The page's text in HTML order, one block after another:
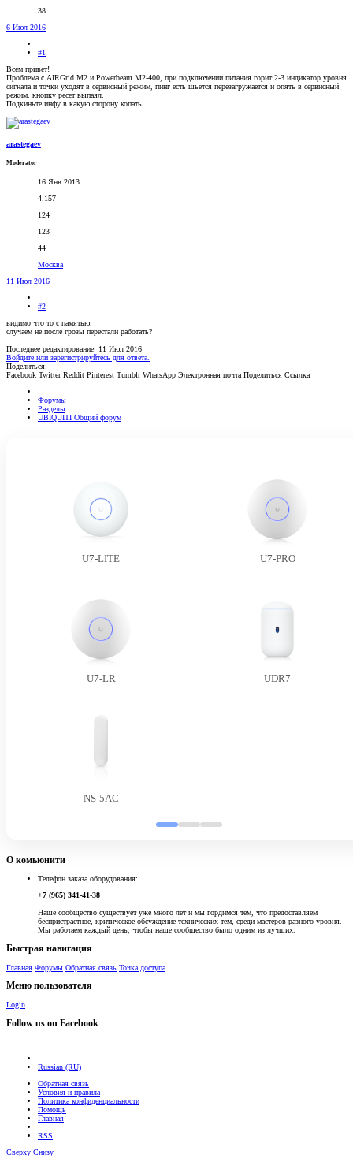
38
6 Июл 2016
#1
Всем привет!
Проблема с AIRGrid M2 и Powerbeam M2-400, при подключении питания горит 2-3 индикатор уровня
сигнала и точки уходят в сервисный режим, пинг есть шьется перезагружается и опять в сервисный
режим. кнопку ресет выпаял.
Подкиньте инфу в какую сторону копать.
arastegaev
Moderator
16 Янв 2013
4.157
124
123
44
Москва
11 Июл 2016
#2
видимо что то с памятью.
случаем не после грозы перестали работать?
Последнее редактирование: 11 Июл 2016
Войдите или зарегистрируйтесь для ответа.
Поделиться:
Facebook Twitter Reddit Pinterest Tumblr WhatsApp Электронная почта Поделиться Ссылка
Форумы
Разделы
UBIQUITI Общий форум
U7-LITE U7-PRO
U7-LR UDR7
NS-5AC
О комьюнити
Телефон заказа оборудования:
+7 (965) 341-41-38
Наше сообщество существует уже много лет и мы гордимся тем, что предоставляем
беспристрастное, критическое обсуждение технических тем, среди мастеров разного уровня.
Мы работаем каждый день, чтобы наше сообщество было одним из лучших.
Быстрая навигация
Главная Форумы Обратная связь Точка доступа
Меню пользователя
Login
Follow us on Facebook
Russian (RU)
Обратная связь
Условия и правила
Политика конфиденциальности
Помощь
Главная
RSS
Сверху Снизу